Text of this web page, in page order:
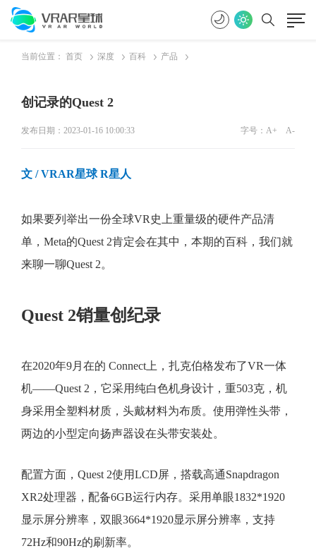
当前位置： 首页 深度 百科 产品
创记录的Quest 2
发布日期：2023-01-16 10:00:33 字号： A+ A-
文 / VRAR星球 R星人
如果要列举出一份全球VR史上重量级的硬件产品清
单，Meta的Quest 2肯定会在其中，本期的百科，我们就
来聊一聊Quest 2。
Quest 2销量创纪录
在2020年9月在的 Connect上，扎克伯格发布了VR一体
机——Quest 2，它采用纯白色机身设计，重503克，机
身采用全塑料材质，头戴材料为布质。使用弹性头带，
两边的小型定向扬声器设在头带安装处。
配置方面，Quest 2使用LCD屏，搭载高通Snapdragon
XR2处理器，配备6GB运行内存。采用单眼1832*1920
显示屏分辨率，双眼3664*1920显示屏分辨率，支持
72Hz和90Hz的刷新率。